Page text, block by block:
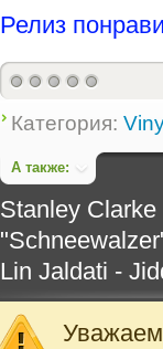
Релиз
Категория:
А также:
Stanley
Lin Jaldati -